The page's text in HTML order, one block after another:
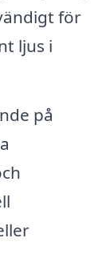
för
ljus i
på